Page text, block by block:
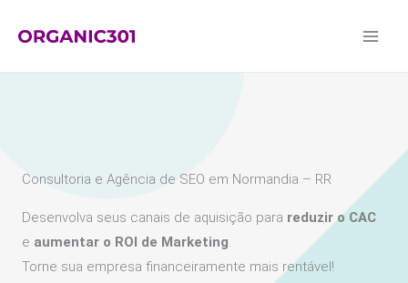
para
Consultoria e Agência de SEO em Normandia – RR
Desenvolva seus canais de aquisição para reduzir o CAC
e aumentar o ROI de Marketing.
Torne sua empresa financeiramente mais rentável!